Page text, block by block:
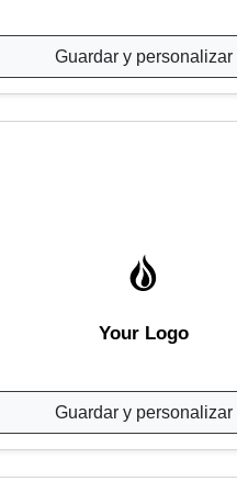
Guardar y personalizar
Your Logo
Guardar y personalizar